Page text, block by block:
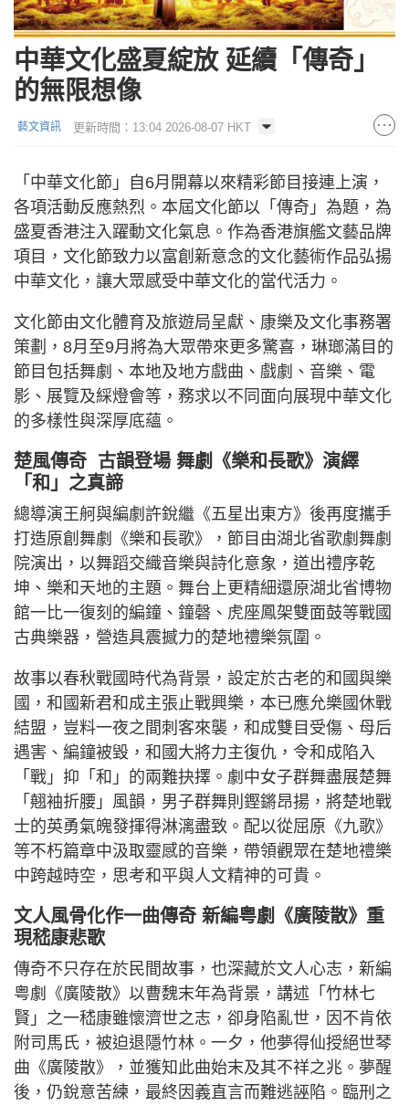
中華文化盛夏綻放 延續「傳奇」
的無限想像
藝文資訊 更新時間：13:04 2026-08-07 HKT
「中華文化節」自6月開幕以來精彩節目接連上演，
各項活動反應熱烈。本屆文化節以「傳奇」為題，為
盛夏香港注入躍動文化氣息。作為香港旗艦文藝品牌
項目，文化節致力以富創新意念的文化藝術作品弘揚
中華文化，讓大眾感受中華文化的當代活力。
文化節由文化體育及旅遊局呈獻、康樂及文化事務署
策劃，8月至9月將為大眾帶來更多驚喜，琳瑯滿目的
節目包括舞劇、本地及地方戲曲、戲劇、音樂、電
影、展覽及綵燈會等，務求以不同面向展現中華文化
的多樣性與深厚底蘊。
楚風傳奇 古韻登場 舞劇《樂和長歌》演繹
「和」之真諦
總導演王舸與編劇許銳繼《五星出東方》後再度攜手
打造原創舞劇《樂和長歌》，節目由湖北省歌劇舞劇
院演出，以舞蹈交織音樂與詩化意象，道出禮序乾
坤、樂和天地的主題。舞台上更精細還原湖北省博物
館一比一復刻的編鐘、鐘磬、虎座鳳架雙面鼓等戰國
古典樂器，營造具震撼力的楚地禮樂氛圍。
故事以春秋戰國時代為背景，設定於古老的和國與樂
國，和國新君和成主張止戰興樂，本已應允樂國休戰
結盟，豈料一夜之間刺客來襲，和成雙目受傷、母后
遇害、編鐘被毀，和國大將力主復仇，令和成陷入
「戰」抑「和」的兩難抉擇。劇中女子群舞盡展楚舞
「翹袖折腰」風韻，男子群舞則鏗鏘昂揚，將楚地戰
士的英勇氣魄發揮得淋漓盡致。配以從屈原《九歌》
等不朽篇章中汲取靈感的音樂，帶領觀眾在楚地禮樂
中跨越時空，思考和平與人文精神的可貴。
文人風骨化作一曲傳奇 新編粤劇《廣陵散》重
現嵇康悲歌
傳奇不只存在於民間故事，也深藏於文人心志，新編
粤劇《廣陵散》以曹魏末年為背景，講述「竹林七
賢」之一嵇康雖懷濟世之志，卻身陷亂世，因不肯依
附司馬氏，被迫退隱竹林。一夕，他夢得仙授絕世琴
曲《廣陵散》，並獲知此曲始末及其不祥之兆。夢醒
後，仍銳意苦練，最終因義直言而難逃誣陷。臨刑之